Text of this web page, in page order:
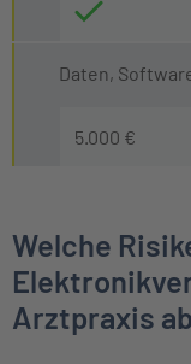
Daten,
5.000 €
Welche
Arztpraxis